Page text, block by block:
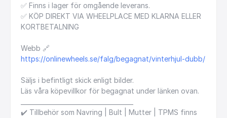
✅ Finns i lager för omgående leverans.
✅ KÖP DIREKT VIA WHEELPLACE MED KLARNA ELLER
KORTBETALNING
Webb 🔗
https://onlinewheels.se/falg/begagnat/vinterhjul-dubb/
Säljs i befintligt skick enligt bilder.
Läs våra köpevillkor för begagnat under länken ovan.
✔️ Tillbehör som Navring Bult Mutter TPMS finns